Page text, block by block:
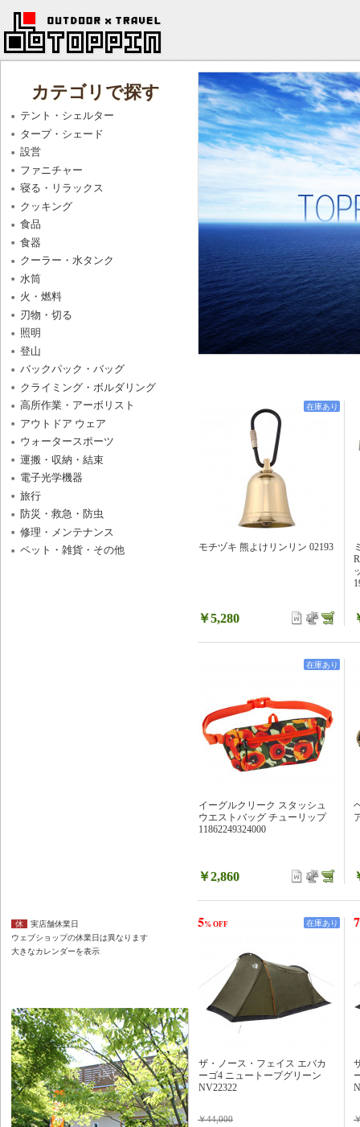
モチヅキ 熊よけリンリン 02193
￥5,280
在庫あり
イーグルクリーク スタッシュ
ウエストバッグ チューリップ
11862249324000
￥2,860
在庫あり
ザ・ノース・フェイス エバカ
ーゴ4 ニュートープグリーン
NV22322
￥44,000
5% OFF 在庫あり 7
カテゴリで探す
テント・シェルター
タープ・シェード
設営
ファニチャー
寝る・リラックス
クッキング
食品
食器
クーラー・水タンク
水筒
火・燃料
刃物・切る
照明
登山
バックパック・バッグ
クライミング・ボルダリング
高所作業・アーボリスト
アウトドア ウェア
ウォータースポーツ
運搬・収納・結束
電子光学機器
旅行
防災・救急・防虫
修理・メンテナンス
ペット・雑貨・その他
休
実店舗休業日
ウェブショップの休業日は異なります
大きなカレンダーを表示